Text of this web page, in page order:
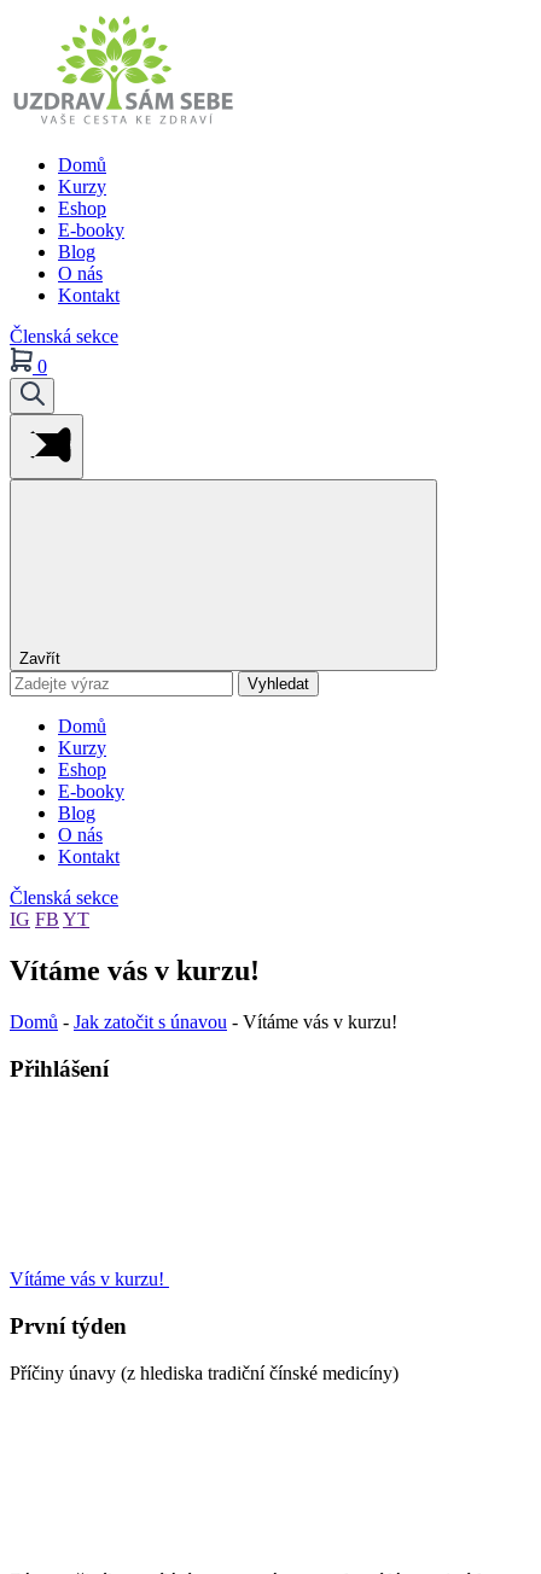
Domů
Kurzy
Eshop
E-booky
Blog
O nás
Kontakt
Členská sekce
0
Zavřít
Vyhledat
Domů
Kurzy
Eshop
E-booky
Blog
O nás
Kontakt
Členská sekce
IG FB YT
Vítáme vás v kurzu!
Domů - Jak zatočit s únavou - Vítáme vás v kurzu!
Přihlášení
Vítáme vás v kurzu!
První týden
Příčiny únavy (z hlediska tradiční čínské medicíny)